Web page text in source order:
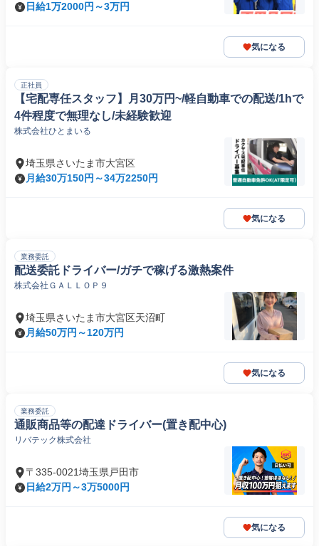
日給1万2000円～3万円
気になる
正社員
【宅配専任スタッフ】月30万円~/軽自動車での配送/1hで
4件程度で無理なし/未経験歓迎
株式会社ひとまいる
埼玉県さいたま市大宮区
月給30万150円～34万2250円
気になる
業務委託
配送委託ドライバー/ガチで稼げる激熱案件
株式会社ＧＡＬＬＯＰ９
埼玉県さいたま市大宮区天沼町
月給50万円～120万円
気になる
業務委託
通販商品等の配達ドライバー(置き配中心)
リバテック株式会社
〒335-0021埼玉県戸田市
日給2万円～3万5000円
気になる